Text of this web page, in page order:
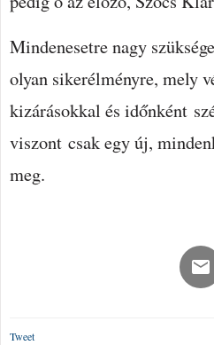
Mindenesetre nagy
olyan sikerélményre, mely
kizárásokkal és időnként
viszont csak egy új,
meg.
Tweet